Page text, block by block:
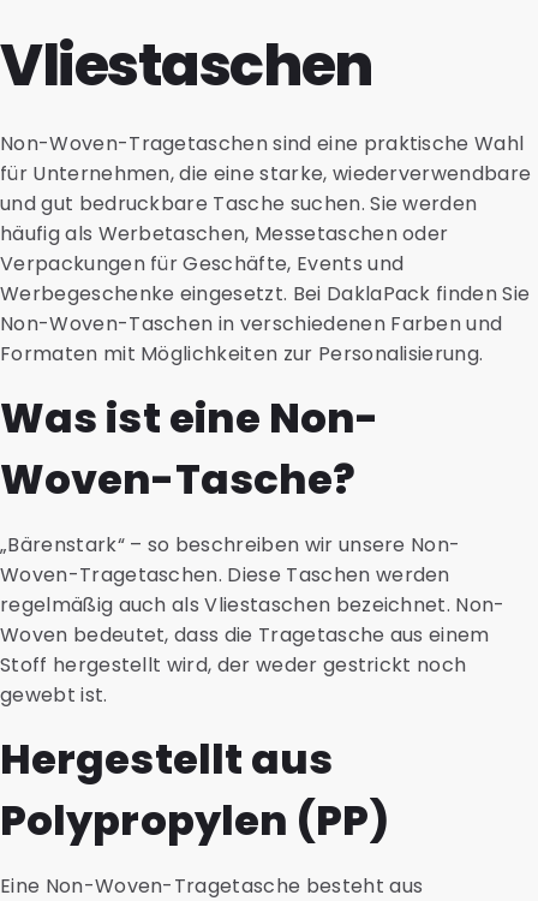
Vliestaschen
Non-Woven-Tragetaschen sind eine praktische Wahl
für Unternehmen, die eine starke, wiederverwendbare
und gut bedruckbare Tasche suchen. Sie werden
häufig als Werbetaschen, Messetaschen oder
Verpackungen für Geschäfte, Events und
Werbegeschenke eingesetzt. Bei DaklaPack finden Sie
Non-Woven-Taschen in verschiedenen Farben und
Formaten mit Möglichkeiten zur Personalisierung.
Was ist eine Non-
Woven-Tasche?
„Bärenstark“ – so beschreiben wir unsere Non-
Woven-Tragetaschen. Diese Taschen werden
regelmäßig auch als Vliestaschen bezeichnet. Non-
Woven bedeutet, dass die Tragetasche aus einem
Stoff hergestellt wird, der weder gestrickt noch
gewebt ist.
Hergestellt aus
Polypropylen (PP)
Eine Non-Woven-Tragetasche besteht aus